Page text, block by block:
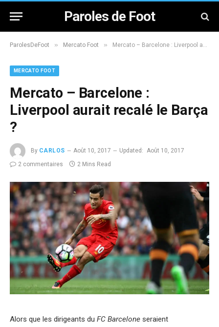
Paroles de Foot
ParolesDeFoot » Mercato Foot » Mercato – Barcelone : Liverpool aurait recalé le Barça ?
MERCATO FOOT
Mercato – Barcelone :
Liverpool aurait recalé le Barça
?
By CARLOS Août 10, 2017 Updated: Août 10, 2017
2 commentaires
2 Mins Read
Alors que les dirigeants du FC Barcelone seraient